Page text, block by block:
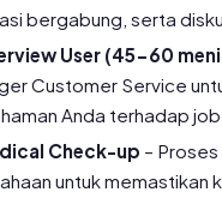
bergabung, serta
User (45-60
Customer Service
Anda terhadap
Check-up –
untuk memastikan